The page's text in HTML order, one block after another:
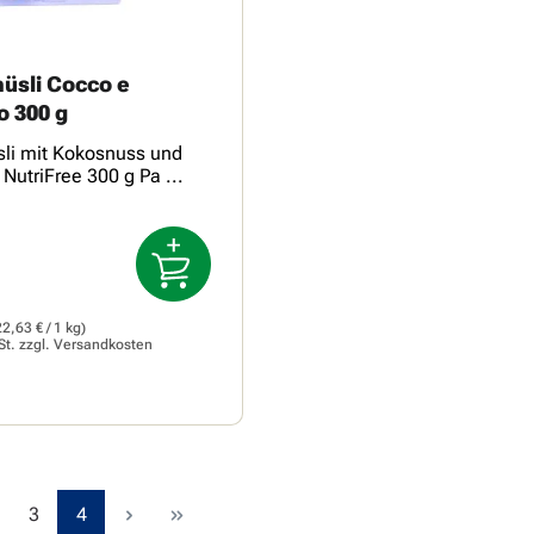
Cocco e
300 g
mit Kokosnuss und
300 g Pa ...
€ / 1 kg)
zzgl. Versandkosten
Seite
3 Seite
4